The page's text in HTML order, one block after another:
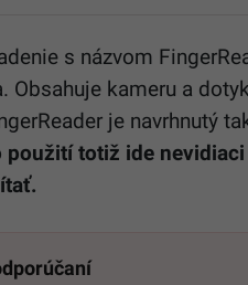
s názvom
Obsahuje kameru a
je navrhnutý
použití totiž ide